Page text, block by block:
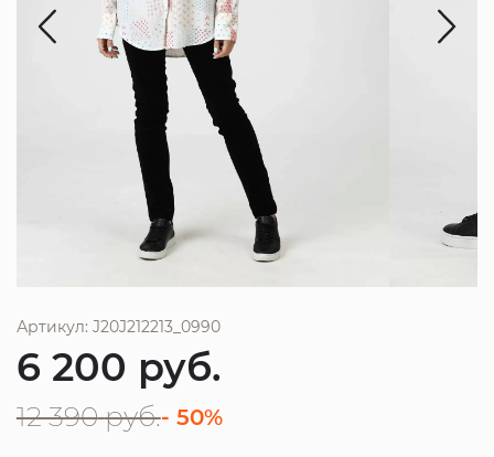
Артикул: J20J212213_0990
6 200 руб.
12 390 руб.- 50%